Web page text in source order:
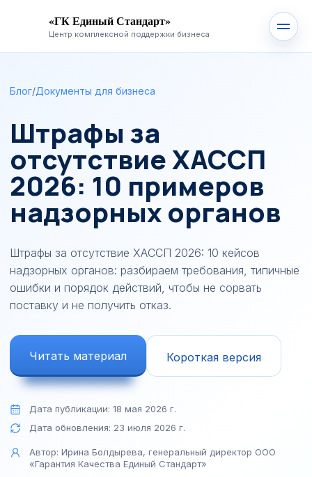
«ГК Единый Стандарт»
Центр комплексной поддержки бизнеса
Блог/Документы для бизнеса
Штрафы за
отсутствие ХАССП
2026: 10 примеров
надзорных органов
Штрафы за отсутствие ХАССП 2026: 10 кейсов
надзорных органов: разбираем требования, типичные
ошибки и порядок действий, чтобы не сорвать
поставку и не получить отказ.
Читать материал Короткая версия
Дата публикации: 18 мая 2026 г.
Дата обновления: 23 июля 2026 г.
Автор: Ирина Болдырева, генеральный директор ООО
«Гарантия Качества Единый Стандарт»